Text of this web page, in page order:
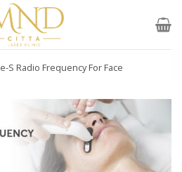
S Radio Frequency For Face